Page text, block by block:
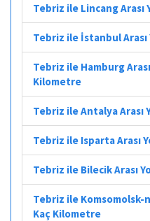
Tebriz ile Lincang
Tebriz ile İstanbul
Tebriz ile Hamburg
Kilometre
Tebriz ile Antalya Arası
Tebriz ile Isparta Arası
Tebriz ile Bilecik Arası
Tebriz ile Komsomolsk-
Kaç Kilometre